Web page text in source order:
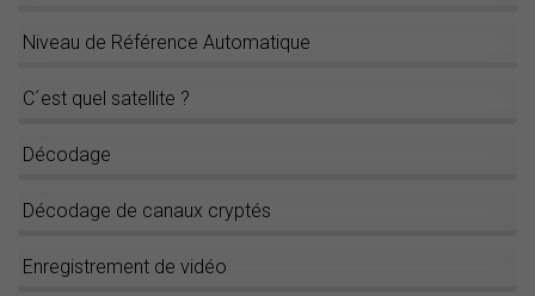
Niveau de Référence Automatique
C´est quel satellite ?
Décodage
Décodage de canaux cryptés
Enregistrement de vidéo